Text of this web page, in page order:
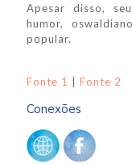
Apesar disso,
humor,
popular.
Fonte 1 Fonte 2
Conexões